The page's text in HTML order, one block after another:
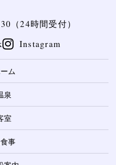
（24時間受付）
Instagram
ム
泉
室
事